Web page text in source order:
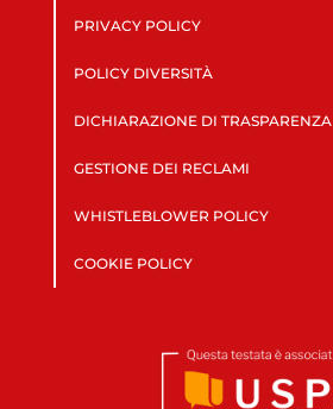
PRIVACY POLICY
POLICY DIVERSITÀ
DICHIARAZIONE DI TRASPARENZA
GESTIONE DEI RECLAMI
WHISTLEBLOWER POLICY
COOKIE POLICY